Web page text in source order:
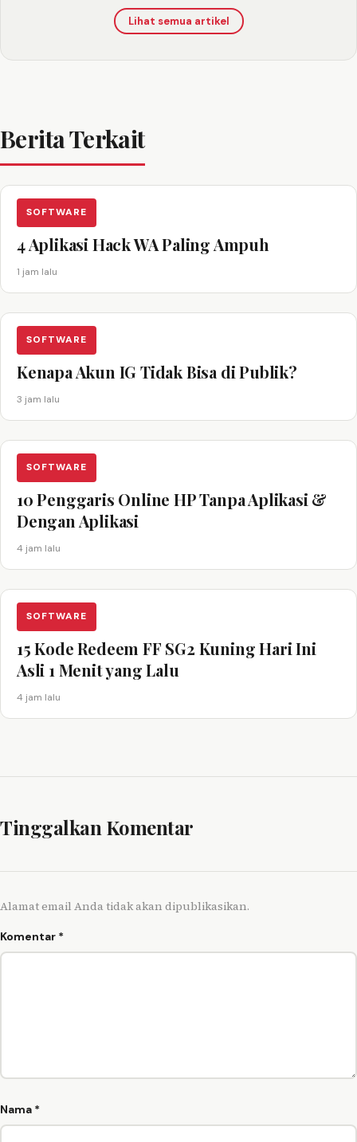
Lihat semua artikel
Berita Terkait
SOFTWARE
4 Aplikasi Hack WA Paling Ampuh
1 jam lalu
SOFTWARE
Kenapa Akun IG Tidak Bisa di Publik?
3 jam lalu
SOFTWARE
10 Penggaris Online HP Tanpa Aplikasi &
Dengan Aplikasi
4 jam lalu
SOFTWARE
15 Kode Redeem FF SG2 Kuning Hari Ini
Asli 1 Menit yang Lalu
4 jam lalu
Tinggalkan Komentar
Alamat email Anda tidak akan dipublikasikan.
Komentar *
Nama *